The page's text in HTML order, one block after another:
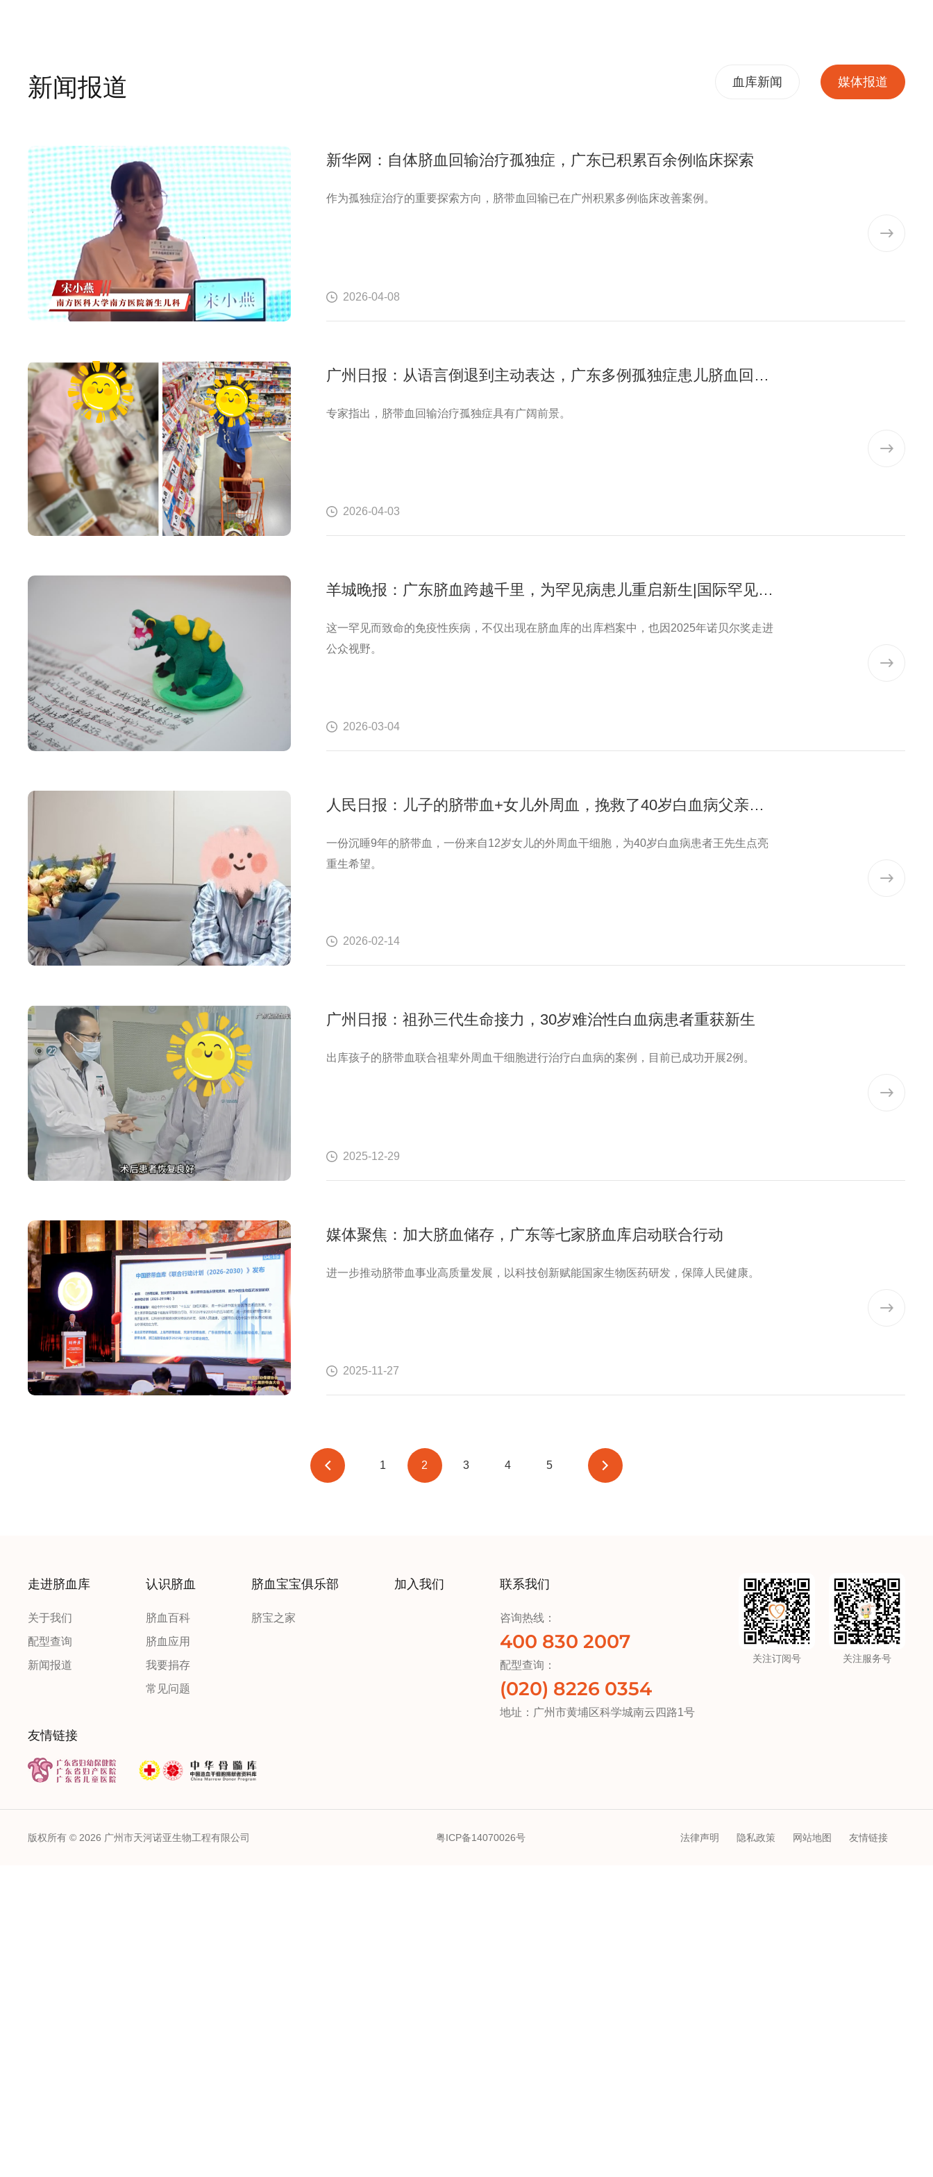
新闻报道 血库新闻 媒体报道
新华网：自体脐血回输治疗孤独症，广东已积累百余例临床探索
作为孤独症治疗的重要探索方向，脐带血回输已在广州积累多例临床改善案例。
2026-04-08
广州日报：从语言倒退到主动表达，广东多例孤独症患儿脐血回输后改善明显
专家指出，脐带血回输治疗孤独症具有广阔前景。
2026-04-03
羊城晚报：广东脐血跨越千里，为罕见病患儿重启新生|国际罕见病日
这一罕见而致命的免疫性疾病，不仅出现在脐血库的出库档案中，也因2025年诺贝尔奖走进
公众视野。
2026-03-04
人民日报：儿子的脐带血+女儿外周血，挽救了40岁白血病父亲生命
一份沉睡9年的脐带血，一份来自12岁女儿的外周血干细胞，为40岁白血病患者王先生点亮
重生希望。
2026-02-14
广州日报：祖孙三代生命接力，30岁难治性白血病患者重获新生
出库孩子的脐带血联合祖辈外周血干细胞进行治疗白血病的案例，目前已成功开展2例。
2025-12-29
媒体聚焦：加大脐血储存，广东等七家脐血库启动联合行动
进一步推动脐带血事业高质量发展，以科技创新赋能国家生物医药研发，保障人民健康。
2025-11-27
上
1 2 3 4 5
下
走进脐血库
关于我们
配型查询
新闻报道
认识脐血
脐血百科
脐血应用
我要捐存
常见问题
脐血宝宝俱乐部
脐宝之家
加入我们 联系我们
咨询热线：
400 830 2007
配型查询：
(020) 8226 0354
地址：广州市黄埔区科学城南云四路1号
友情链接
关注订阅号 关注服务号
法律声明 隐私政策 网站地图 友情链接
版权所有 © 2026 广州市天河诺亚生物工程有限公司 粤ICP备14070026号